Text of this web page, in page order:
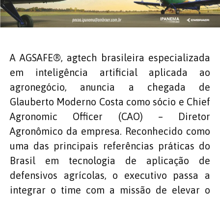
A AGSAFE®️, agtech brasileira especializada
em inteligência artificial aplicada ao
agronegócio, anuncia a chegada de
Glauberto Moderno Costa como sócio e Chief
Agronomic Officer (CAO) – Diretor
Agronômico da empresa. Reconhecido como
uma das principais referências práticas do
Brasil em tecnologia de aplicação de
defensivos agrícolas, o executivo passa a
integrar o time com a missão de elevar o